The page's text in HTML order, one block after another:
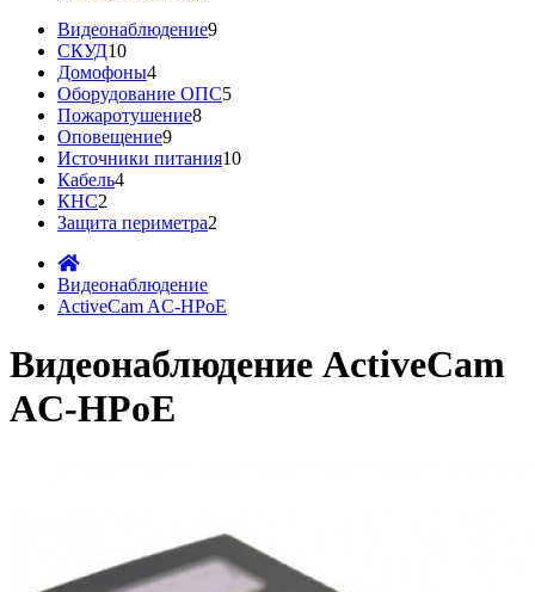
Видеонаблюдение9
СКУД10
Домофоны4
Оборудование ОПС5
Пожаротушение8
Оповещение9
Источники питания10
Кабель4
КНС2
Защита периметра2
Видеонаблюдение
ActiveCam AC-HPoE
Видеонаблюдение ActiveCam
AC-HPoE